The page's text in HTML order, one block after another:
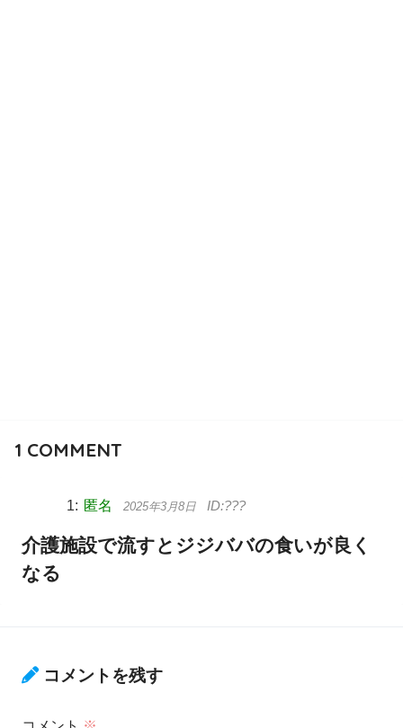
1 COMMENT
匿名 2025年3月8日
介護施設で流すとジジババの食いが良く
なる
コメントを残す